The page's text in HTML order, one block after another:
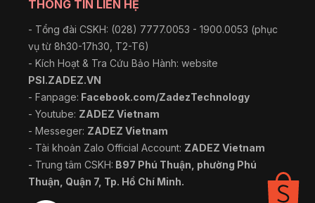
THÔNG TIN LIÊN HỆ
- Tổng đài CSKH: (028) 7777.0053 - 1900.0053 (phục
vụ từ 8h30-17h30, T2-T6)
- Kích Hoạt & Tra Cứu Bảo Hành: website
PSI.ZADEZ.VN
- Fanpage: Facebook.com/ZadezTechnology
- Youtube: ZADEZ Vietnam
- Messeger: ZADEZ Vietnam
- Tài khoản Zalo Official Account: ZADEZ Vietnam
- Trung tâm CSKH: B97 Phú Thuận, phường Phú
Thuận, Quận 7, Tp. Hồ Chí Minh.